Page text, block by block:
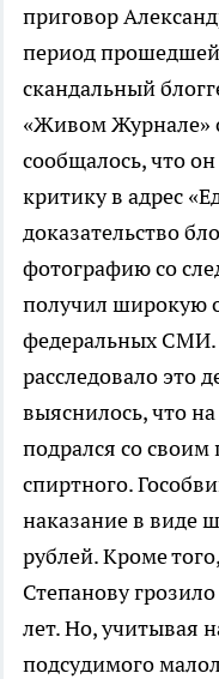
приговор
период
скандальный
«Живом Журнале»
сообщалось, что
критику в адрес
доказательство
фотографию со
получил широкую
федеральных
расследовало это
выяснилось, что
подрался со своим
спиртного.
наказание в виде
рублей. Кроме
Степанову
лет. Но, учитывая
подсудимого